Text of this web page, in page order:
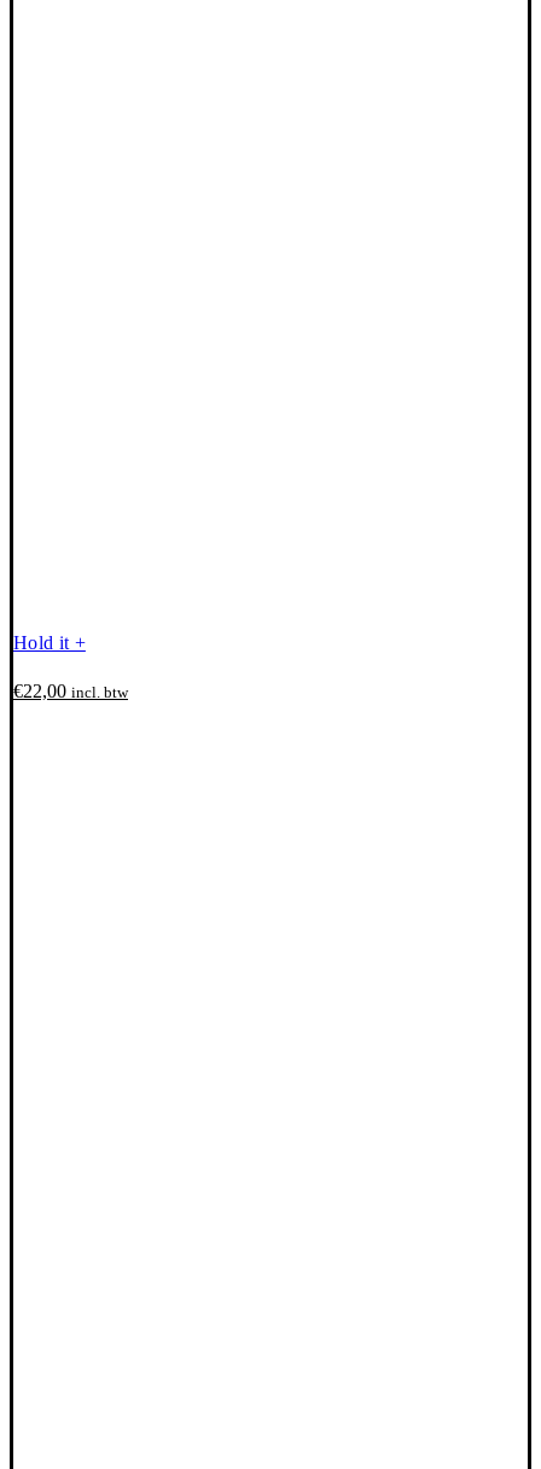
Hold it +
€22,00 incl. btw